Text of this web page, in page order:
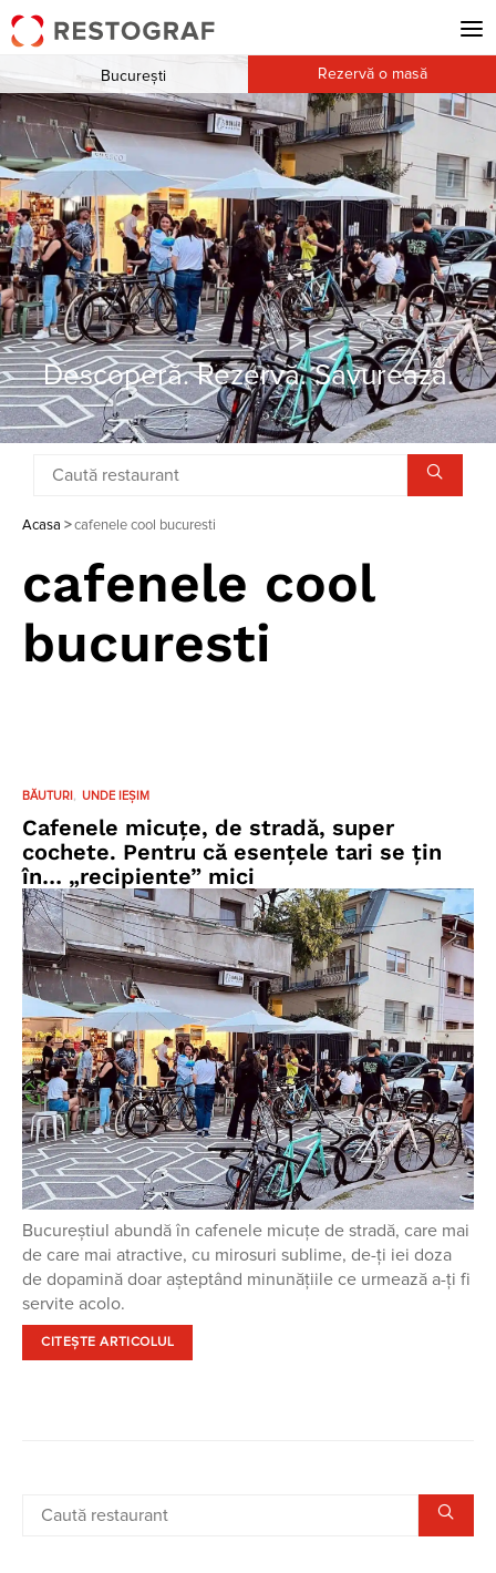
Descoperă. Rezervă. Savurează.
București Rezervă o masă
Acasa >cafenele cool bucuresti
cafenele cool
bucuresti
BĂUTURI UNDE IEȘIM
Cafenele micuţe, de stradă, super
cochete. Pentru că esenţele tari se ţin
în… „recipiente” mici
Bucureștiul abundă în cafenele micuțe de stradă, care mai
de care mai atractive, cu mirosuri sublime, de-ţi iei doza
de dopamină doar aşteptând minunăţiile ce urmează a-ţi fi
servite acolo.
CITEȘTE ARTICOLUL